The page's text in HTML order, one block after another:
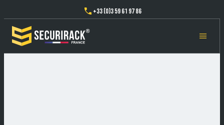
+33 (0)3 59 61 97 86